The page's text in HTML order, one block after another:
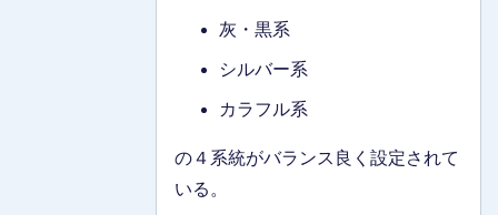
灰・黒系
シルバー系
カラフル系
の４系統がバランス良く設定されて
いる。